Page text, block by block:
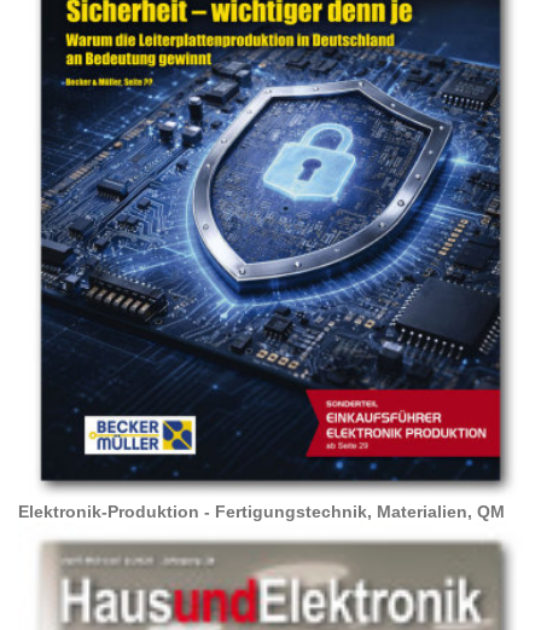
Elektronik-Produktion - Fertigungstechnik, Materialien, QM